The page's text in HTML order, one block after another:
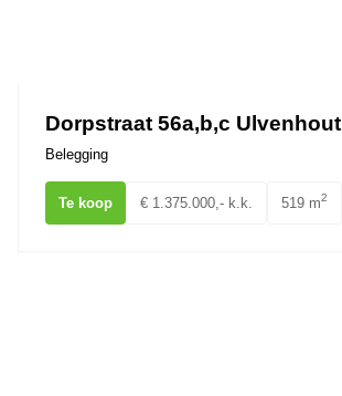
Dorpstraat 56a,b,c Ulvenhout
Belegging
Te koop € 1.375.000,- k.k. 519 m2